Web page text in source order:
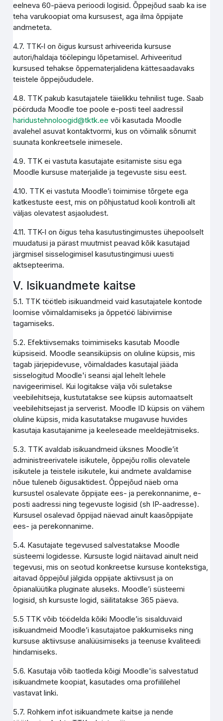
eelneva 60-päeva perioodi logisid. Õppejõud saab ka ise
teha varukoopiat oma kursusest, aga ilma õppijate
andmeteta.
4.7. TTK-l on õigus kursust arhiveerida kursuse
autori/haldaja töölepingu lõpetamisel. Arhiveeritud
kursused tehakse õppematerjalidena kättesaadavaks
teistele õppejõududele.
4.8. TTK pakub kasutajatele täielikku tehnilist tuge. Saab
pöörduda Moodle toe poole e-posti teel aadressil
haridustehnoloogid@tktk.ee või kasutada Moodle
avalehel asuvat kontaktvormi, kus on võimalik sõnumit
suunata konkreetsele inimesele.
4.9. TTK ei vastuta kasutajate esitamiste sisu ega
Moodle kursuse materjalide ja tegevuste sisu eest.
4.10. TTK ei vastuta Moodle’i toimimise tõrgete ega
katkestuste eest, mis on põhjustatud kooli kontrolli alt
väljas olevatest asjaoludest.
4.11. TTK-l on õigus teha kasutustingimustes ühepoolselt
muudatusi ja pärast muutmist peavad kõik kasutajad
järgmisel sisselogimisel kasutustingimusi uuesti
aktsepteerima.
V. Isikuandmete kaitse
5.1. TTK töötleb isikuandmeid vaid kasutajatele kontode
loomise võimaldamiseks ja õppetöö läbiviimise
tagamiseks.
5.2. Efektiivsemaks toimimiseks kasutab Moodle
küpsiseid. Moodle seansiküpsis on oluline küpsis, mis
tagab järjepidevuse, võimaldades kasutajal jääda
sisselogitud Moodle'i seansi ajal lehelt lehele
navigeerimisel. Kui logitakse välja või suletakse
veebilehitseja, kustutatakse see küpsis automaatselt
veebilehitsejast ja serverist. Moodle ID küpsis on vähem
oluline küpsis, mida kasutatakse mugavuse huvides
kasutaja kasutajanime ja keeleseade meeldejätmiseks.
5.3. TTK avaldab isikuandmeid üksnes Moodle’it
administreerivatele isikutele, õppejõu rollis olevatele
isikutele ja teistele isikutele, kui andmete avaldamise
nõue tuleneb õigusaktidest. Õppejõud näeb oma
kursustel osalevate õppijate ees- ja perekonnanime, e-
posti aadressi ning tegevuste logisid (sh IP-aadresse).
Kursusel osalevad õppijad näevad ainult kaasõppijate
ees- ja perekonnanime.
5.4. Kasutajate tegevused salvestatakse Moodle
süsteemi logidesse. Kursuste logid näitavad ainult neid
tegevusi, mis on seotud konkreetse kursuse kontekstiga,
aitavad õppejõul jälgida oppijate aktiivsust ja on
õpianalüütika pluginate aluseks. Moodle’i süsteemi
logisid, sh kursuste logid, säilitatakse 365 päeva.
5.5 TTK võib töödelda kõiki Moodle’is sisalduvaid
isikuandmeid Moodle’i kasutajatoe pakkumiseks ning
kursuse aktiivsuse analüüsimiseks ja teenuse kvaliteedi
hindamiseks.
5.6. Kasutaja võib taotleda kõigi Moodle'is salvestatud
isikuandmete koopiat, kasutades oma profiililehel
vastavat linki.
5.7. Rohkem infot isikuandmete kaitse ja nende